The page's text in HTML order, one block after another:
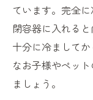
ています。完全
閉容器に入れる
十分に冷まして
なお子様やペッ
ましょう。